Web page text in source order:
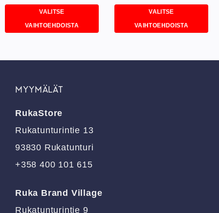
VALITSE
VAIHTOEHDOISTA
on
Voit
valinnat
sivulla.
VALITSE
VAIHTOEHDOISTA
on
MYYMÄLÄT
RukaStore
Rukatunturintie 13
93830 Rukatunturi
+358 400 101 615
Ruka Brand Village
Rukatunturintie 9